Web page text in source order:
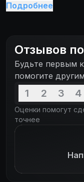
забыть обо всём
Подробнее
Отзывов
Будьте первым
помогите
1 2 3 4
Оценки помогут
точнее